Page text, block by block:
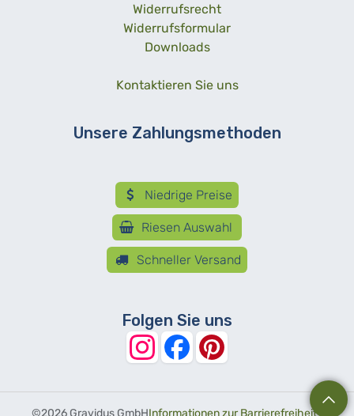
Widerrufsrecht
Widerrufsformular
Downloads
Kontaktieren Sie uns
Unsere Zahlungsmethoden
Niedrige Preise
Riesen Auswahl
Schneller Versand
Folgen Sie uns